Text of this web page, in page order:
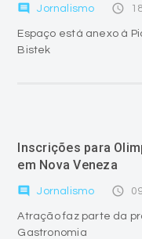
comment Jornalismo access_time
Espaço está anexo à
Bistek
Inscrições para
em Nova Veneza
comment Jornalismo access_time
Atração faz parte da
Gastronomia